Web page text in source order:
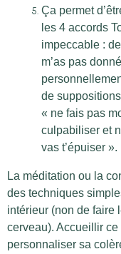
Ça permet
les 4 accords
impeccable :
m’as pas
de
« ne fais pas
culpabiliser et
vas t’épuiser ».
La méditation ou la
des techniques
intérieur (non de faire
cerveau). Accueillir
personnaliser sa